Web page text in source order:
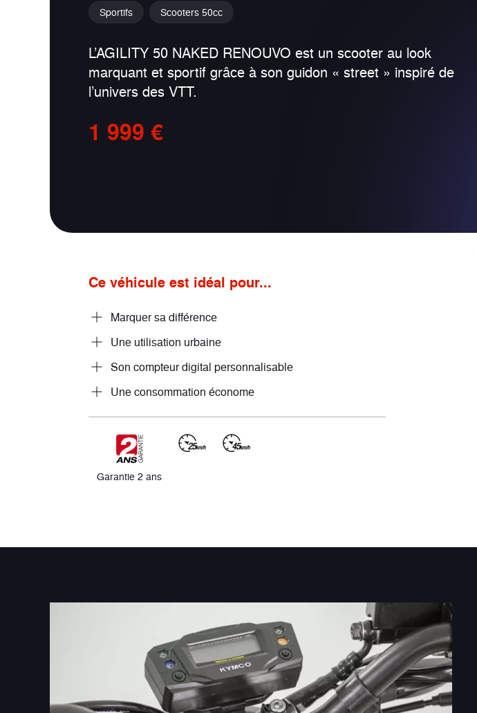
Sportifs Scooters 50cc
L’AGILITY 50 NAKED RENOUVO est un scooter au look
marquant et sportif grâce à son guidon « street » inspiré de
l’univers des VTT.
1 999 €
Ce véhicule est idéal pour...
Marquer sa différence
Une utilisation urbaine
Son compteur digital personnalisable
Une consommation économe
Garantie 2 ans